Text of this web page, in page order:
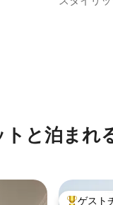
と泊まれ
ゲスト